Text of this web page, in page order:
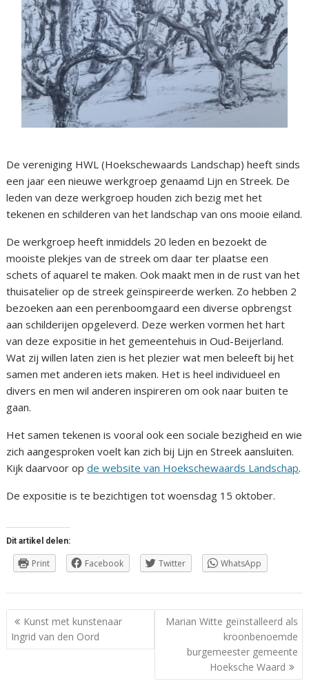
De vereniging HWL (Hoekschewaards Landschap) heeft sinds
een jaar een nieuwe werkgroep genaamd Lijn en Streek. De
leden van deze werkgroep houden zich bezig met het
tekenen en schilderen van het landschap van ons mooie eiland.
De werkgroep heeft inmiddels 20 leden en bezoekt de
mooiste plekjes van de streek om daar ter plaatse een
schets of aquarel te maken. Ook maakt men in de rust van het
thuisatelier op de streek geïnspireerde werken. Zo hebben 2
bezoeken aan een perenboomgaard een diverse opbrengst
aan schilderijen opgeleverd. Deze werken vormen het hart
van deze expositie in het gemeentehuis in Oud-Beijerland.
Wat zij willen laten zien is het plezier wat men beleeft bij het
samen met anderen iets maken. Het is heel individueel en
divers en men wil anderen inspireren om ook naar buiten te
gaan.
Het samen tekenen is vooral ook een sociale bezigheid en wie
zich aangesproken voelt kan zich bij Lijn en Streek aansluiten.
Kijk daarvoor opde website van Hoekschewaards Landschap.
De expositie is te bezichtigen tot woensdag 15 oktober.
Dit artikel delen:
Print Facebook Twitter WhatsApp
Berichtnavigatie
Kunst met kunstenaar
Ingrid van den Oord
Marian Witte geïnstalleerd als
kroonbenoemde
burgemeester gemeente
Hoeksche Waard